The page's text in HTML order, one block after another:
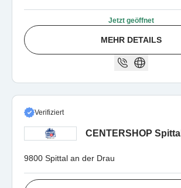
Jetzt geöffnet
MEHR DETAILS
Verifiziert
CENTERSHOP Spittal
9800 Spittal an der Drau